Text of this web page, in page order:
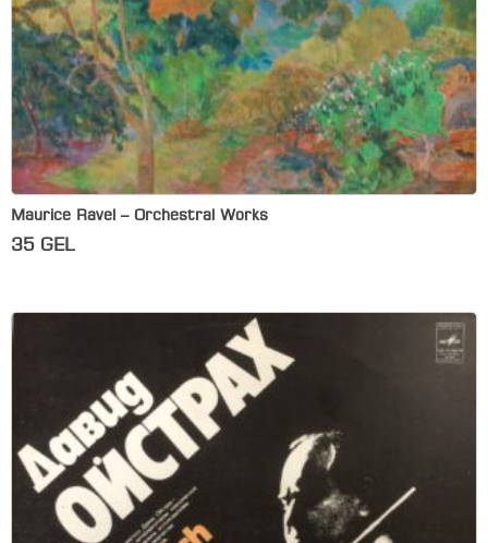
Maurice Ravel – Orchestral Works
35 GEL